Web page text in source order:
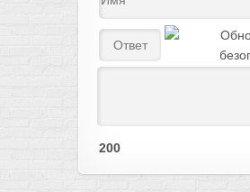
200